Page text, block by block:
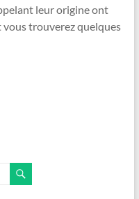
leur origine ont
vous trouverez quelques